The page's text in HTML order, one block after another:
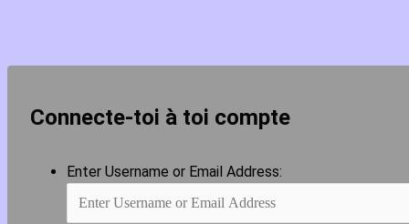
Connecte-toi à toi compte
Enter Username or Email Address: